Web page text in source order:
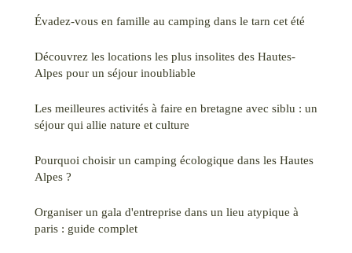
Évadez-vous en famille au camping dans le tarn cet été
Découvrez les locations les plus insolites des Hautes-
Alpes pour un séjour inoubliable
Les meilleures activités à faire en bretagne avec siblu : un
séjour qui allie nature et culture
Pourquoi choisir un camping écologique dans les Hautes
Alpes ?
Organiser un gala d'entreprise dans un lieu atypique à
paris : guide complet